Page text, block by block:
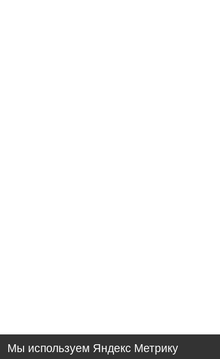
Мы используем Яндекс Метрику